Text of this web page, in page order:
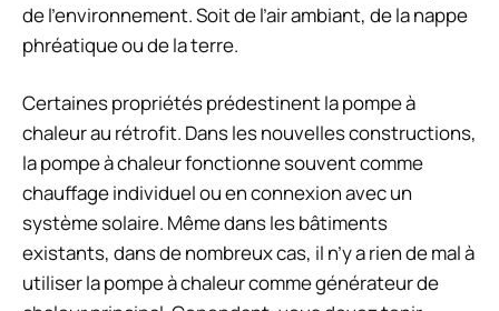
de l’environnement. Soit de l’air ambiant, de la nappe
phréatique ou de la terre.
Certaines propriétés prédestinent la pompe à
chaleur au rétrofit. Dans les nouvelles constructions,
la pompe à chaleur fonctionne souvent comme
chauffage individuel ou en connexion avec un
système solaire. Même dans les bâtiments
existants, dans de nombreux cas, il n’y a rien de mal à
utiliser la pompe à chaleur comme générateur de